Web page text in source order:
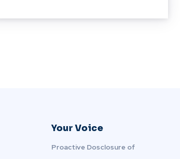
Your Voice
Proactive Dosclosure of